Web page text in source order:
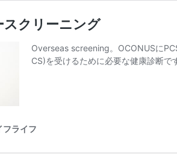
スクリーニング
Overseas screening。OCONUSに
CS)を受けるために必要な健康診断
フライフ